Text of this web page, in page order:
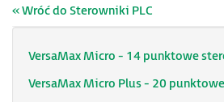
« Wróć do Sterowniki PLC
VersaMax Micro - 14 punktowe
VersaMax Micro Plus - 20